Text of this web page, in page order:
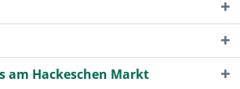
am Hackeschen Markt